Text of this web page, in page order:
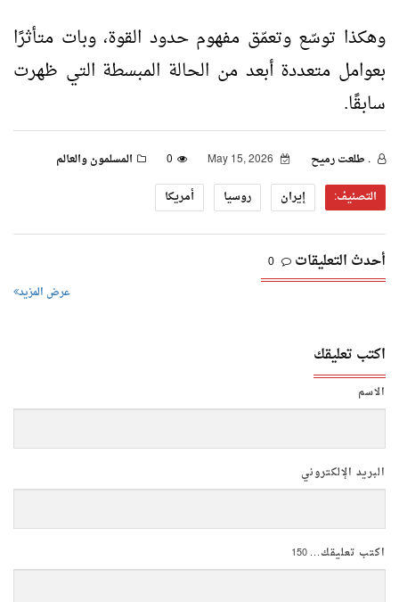
وهكذا توسّع وتعمّق مفهوم حدود القوة، وبات متأثرًا
بعوامل متعددة أبعد من الحالة المبسطة التي ظهرت
سابقًا.
. طلعت رميح 0
المسلمون والعالم
التصنيف:
إيران روسيا أمريكا
أحدث التعليقات 0
عرض المزيد
اكتب تعليقك
الاسم
البريد الإلكتروني
اكتب تعليقك...150